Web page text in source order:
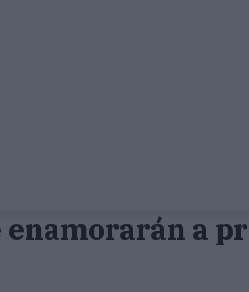
enamorarán a